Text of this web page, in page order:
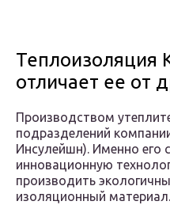
Теплоизоляция
отличает ее от
Производством
подразделений
Инсулейшн). Именно его
инновационную
производить
изоляционный материал.